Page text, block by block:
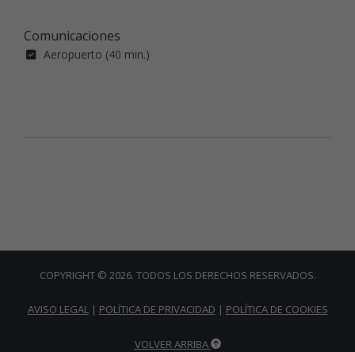
Comunicaciones
Aeropuerto (40 min.)
COPYRIGHT © 2026. TODOS LOS DERECHOS RESERVADOS.
AVISO LEGAL | POLÍTICA DE PRIVACIDAD | POLÍTICA DE COOKIES
VOLVER ARRIBA